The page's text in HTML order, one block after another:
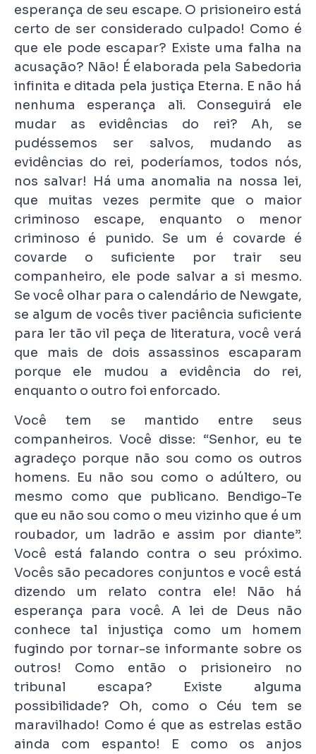
esperança de seu escape. O prisioneiro está
certo de ser considerado culpado! Como é
que ele pode escapar? Existe uma falha na
acusação? Não! É elaborada pela Sabedoria
infinita e ditada pela justiça Eterna. E não há
nenhuma esperança ali. Conseguirá ele
mudar as evidências do rei? Ah, se
pudéssemos ser salvos, mudando as
evidências do rei, poderíamos, todos nós,
nos salvar! Há uma anomalia na nossa lei,
que muitas vezes permite que o maior
criminoso escape, enquanto o menor
criminoso é punido. Se um é covarde é
covarde o suficiente por trair seu
companheiro, ele pode salvar a si mesmo.
Se você olhar para o calendário de Newgate,
se algum de vocês tiver paciência suficiente
para ler tão vil peça de literatura, você verá
que mais de dois assassinos escaparam
porque ele mudou a evidência do rei,
enquanto o outro foi enforcado.
Você tem se mantido entre seus
companheiros. Você disse: “Senhor, eu te
agradeço porque não sou como os outros
homens. Eu não sou como o adúltero, ou
mesmo como que publicano. Bendigo-Te
que eu não sou como o meu vizinho que é um
roubador, um ladrão e assim por diante”.
Você está falando contra o seu próximo.
Vocês são pecadores conjuntos e você está
dizendo um relato contra ele! Não há
esperança para você. A lei de Deus não
conhece tal injustiça como um homem
fugindo por tornar-se informante sobre os
outros! Como então o prisioneiro no
tribunal escapa? Existe alguma
possibilidade? Oh, como o Céu tem se
maravilhado! Como é que as estrelas estão
ainda com espanto! E como os anjos